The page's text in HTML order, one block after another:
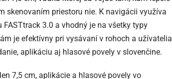
skenovaním priestoru nie. K navigácii využíva
3.0 a vhodný je na všetky typy
je efektívny pri vysávaní v rohoch a užívatelia
aplikáciu aj hlasové povely v slovenčine.
7,5 cm, aplikácie a hlasové povely vo